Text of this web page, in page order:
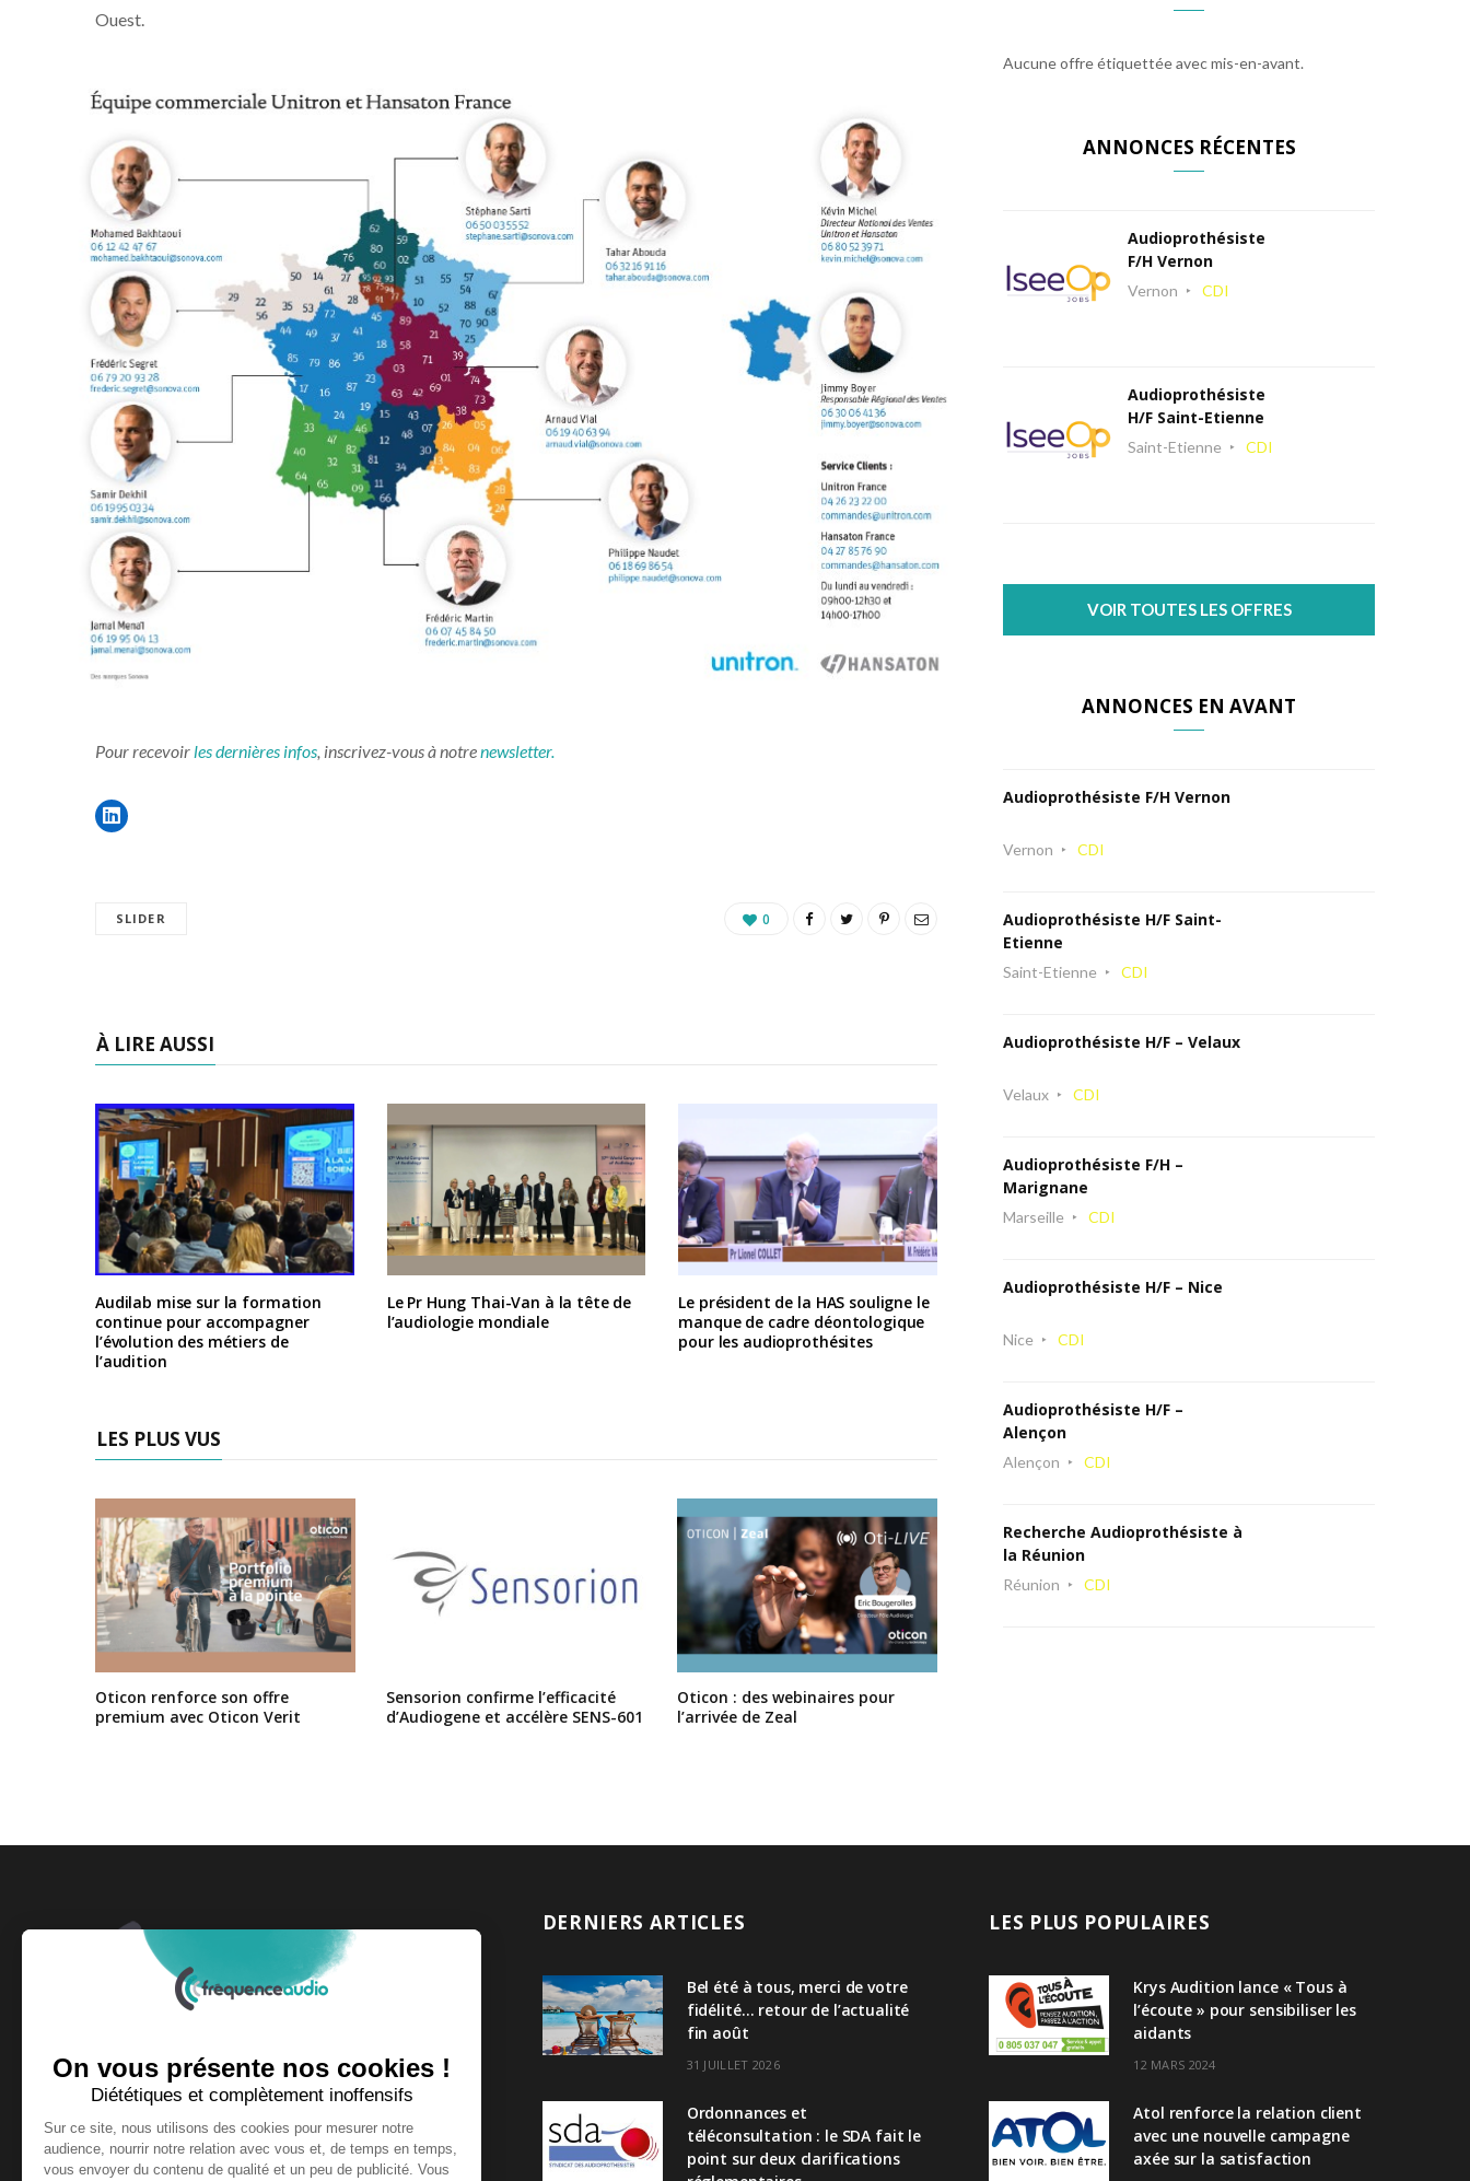
Ouest.
Pour recevoir les dernières infos , inscrivez-vous à notrenewsletter.
SLIDER 0
À LIRE AUSSI
Audilab mise sur la formation
continue pour accompagner
l’évolution des métiers de
l’audition
Le Pr Hung Thai-Van à la tête de
l’audiologie mondiale
Le président de la HAS souligne le
manque de cadre déontologique
pour les audioprothésites
LES PLUS VUS
Oticon renforce son offre
premium avec Oticon Verit
Sensorion confirme l’efficacité
d’Audiogene et accélère SENS-601
Oticon : des webinaires pour
l’arrivée de Zeal
Aucune offre étiquettée avec mis-en-avant.
ANNONCES RÉCENTES
Audioprothésiste
F/H Vernon
Vernon CDI
Audioprothésiste
H/F Saint-Etienne
Saint-Etienne CDI
VOIR TOUTES LES OFFRES
ANNONCES EN AVANT
Audioprothésiste F/H Vernon
Vernon CDI
Audioprothésiste H/F Saint-
Etienne
Saint-Etienne CDI
Audioprothésiste H/F – Velaux
Velaux CDI
Audioprothésiste F/H –
Marignane
Marseille CDI
Audioprothésiste H/F – Nice
Nice CDI
Audioprothésiste H/F –
Alençon
Alençon CDI
Recherche Audioprothésiste à
la Réunion
Réunion CDI
Fondée et dirigée par le groupe Press Optic,
Fréquence Audio couvre l'actualité du secteur de
l'audiologie au quotidien.
DERNIERS ARTICLES
Bel été à tous, merci de votre
fidélité… retour de l’actualité
fin août
31 JUILLET 2026
Ordonnances et
téléconsultation : le SDA fait le
point sur deux clarifications
LES PLUS POPULAIRES
Krys Audition lance « Tous à
l’écoute » pour sensibiliser les
aidants
12 MARS 2024
Atol renforce la relation client
avec une nouvelle campagne
axée sur la satisfaction